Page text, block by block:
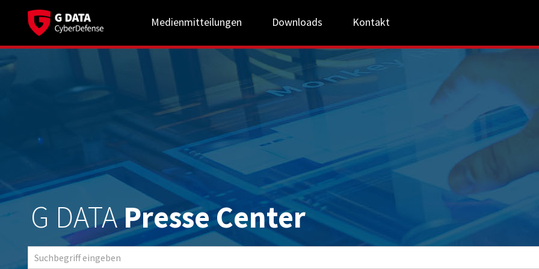
Medienmitteilungen Downloads Kontakt
G DATAPresse Center